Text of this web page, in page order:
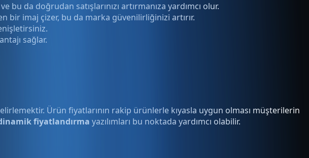
bu da doğrudan satışlarınızı artırmanıza yardımcı olur.
bir imaj çizer, bu da marka güvenilirliğinizi artırır.
sağlar.
Ürün fiyatlarının rakip ürünlerle kıyasla uygun olması müşterilerin
fiyatlandırma yazılımları bu noktada yardımcı olabilir.